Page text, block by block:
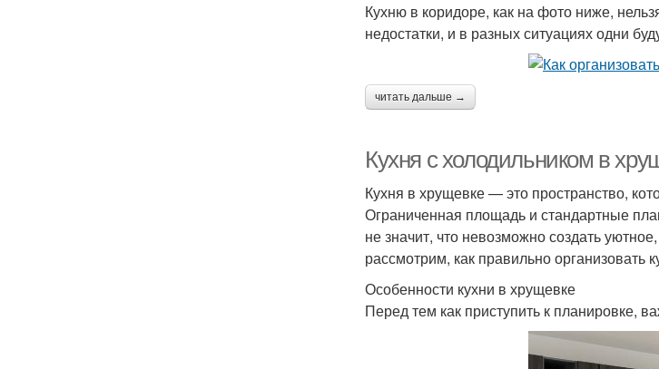
Кухню в коридоре, как на фото ниже,
недостатки, и в разных ситуациях одни
читать дальше →
Кухня с холодильником в
Кухня в хрущевке — это пространство,
Ограниченная площадь и стандартные
не значит, что невозможно создать
рассмотрим, как правильно организовать
Особенности кухни в хрущевке
Перед тем как приступить к планировке,